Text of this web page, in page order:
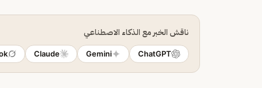
ناقش الخبر مع الذكاء الاصطناعي
ChatGPT
Gemini
Claude